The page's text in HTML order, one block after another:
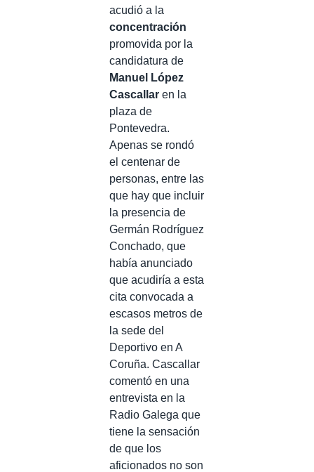
acudió a la
concentración
promovida por la
candidatura de
Manuel López
Cascallar en la
plaza de
Pontevedra.
Apenas se rondó
el centenar de
personas, entre las
que hay que incluir
la presencia de
Germán Rodríguez
Conchado, que
había anunciado
que acudiría a esta
cita convocada a
escasos metros de
la sede del
Deportivo en A
Coruña. Cascallar
comentó en una
entrevista en la
Radio Galega que
tiene la sensación
de que los
aficionados no son